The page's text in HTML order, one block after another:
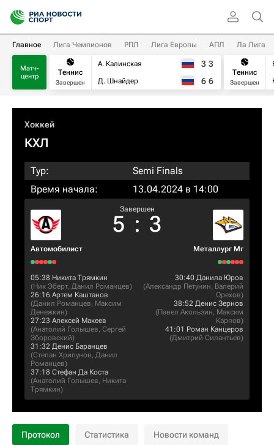
Главное Лига Чемпионов РПЛ Лига Европы АПЛ Ла Лига
Матч-
центр
Теннис
Завершен
А. Калинская
Д. Шнайдер
3 3
6 6
Теннис
Завершен
Хоккей
КХЛ
Тур:
Semi Finals
Время начала:
13.04.2024 в 14:00
Автомобилист
Завершен
5 : 3
Металлург Мг
05:38 Никита Трямкин
(Ник Эберт, Данил Романцев)
26:16 Артем Каштанов
(Данил Романцев, Максим
Денежкин)
27:23 Алексей Макеев
(Анатолий Голышев, Сергей
Зборовский)
31:32 Денис Баранцев
(Степан Хрипунов, Данил
Романцев)
37:18 Стефан Да Коста
(Анатолий Голышев, Никита
Трямкин)
30:40 Данила Юров
(Александр Петунин, Валерий
Орехов)
38:52 Денис Зернов
(Павел Акользин, Максим
Карпов)
41:01 Роман Канцеров
(Дмитрий Силантьев)
Протокол Статистика Новости команд